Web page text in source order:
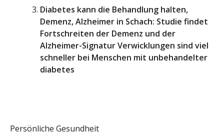
Diabetes kann die Behandlung halten,
Demenz, Alzheimer in Schach: Studie findet
Fortschreiten der Demenz und der
Alzheimer-Signatur Verwicklungen sind viel
schneller bei Menschen mit unbehandelter
diabetes
Persönliche Gesundheit